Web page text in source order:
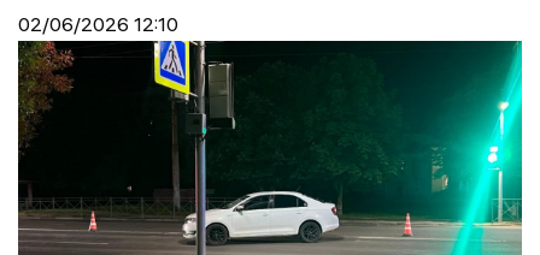
02/06/2026 12:10